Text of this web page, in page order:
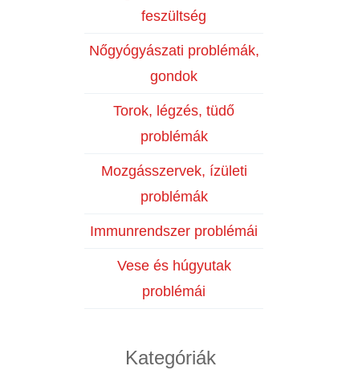
feszültség
Nőgyógyászati problémák,
gondok
Torok, légzés, tüdő
problémák
Mozgásszervek, ízületi
problémák
Immunrendszer problémái
Vese és húgyutak
problémái
Kategóriák